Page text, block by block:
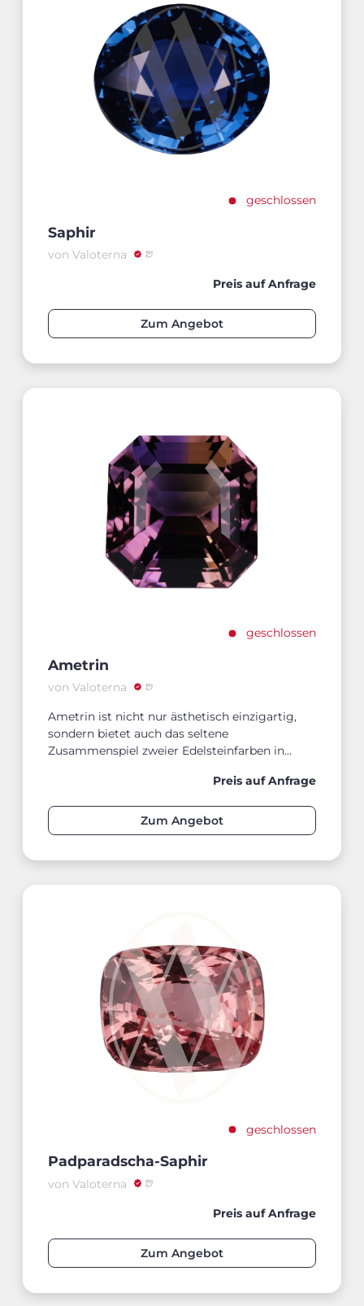
geschlossen
Saphir
von Valoterna
Preis auf Anfrage
Zum Angebot
geschlossen
Ametrin
von Valoterna
Ametrin ist nicht nur ästhetisch einzigartig,
sondern bietet auch das seltene
Zusammenspiel zweier Edelsteinfarben in
Schmuckgestaltung als auch im Sammler-
Preis auf Anfrage
Zum Angebot
geschlossen
Padparadscha-Saphir
von Valoterna
Preis auf Anfrage
Zum Angebot